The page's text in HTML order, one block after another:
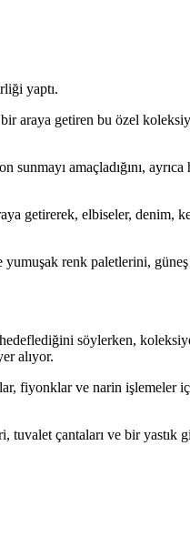
yaptı.
araya getiren bu özel
amaçladığını,
getirerek, elbiseler, denim,
renk paletlerini,
söylerken,
alıyor.
fiyonklar ve narin işlemeler
tuvalet çantaları ve bir yastık